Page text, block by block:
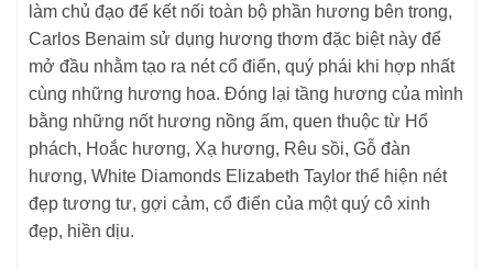
làm chủ đạo để kết nối toàn bộ phần hương bên trong,
Carlos Benaim sử dụng hương thơm đặc biệt này để
mở đầu nhằm tạo ra nét cổ điển, quý phái khi hợp nhất
cùng những hương hoa. Đóng lại tầng hương của mình
bằng những nốt hương nồng ấm, quen thuộc từ Hổ
phách, Hoắc hương, Xạ hương, Rêu sồi, Gỗ đàn
hương, White Diamonds Elizabeth Taylor thể hiện nét
đẹp tương tư, gợi cảm, cổ điển của một quý cô xinh
đẹp, hiền dịu.